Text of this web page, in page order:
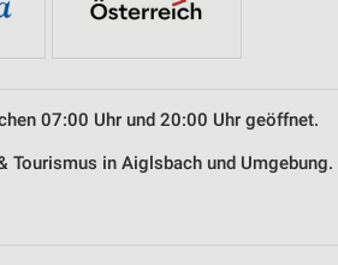
07:00 Uhr und 20:00 Uhr geöffnet.
Tourismus in Aiglsbach und Umgebung.